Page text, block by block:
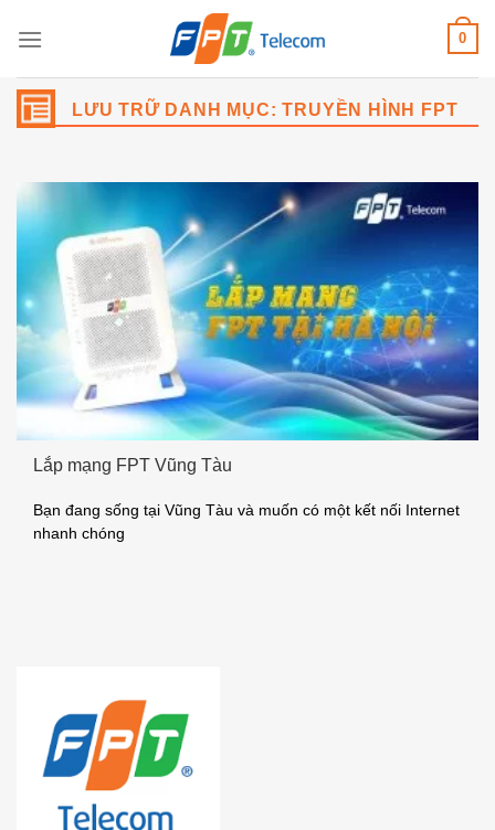
qua
dung
0
LƯU TRỮ DANH MỤC:TRUYỀN HÌNH FPT
Lắp mạng FPT Vũng Tàu
Bạn đang sống tại Vũng Tàu và muốn có một kết nối Internet
nhanh chóng